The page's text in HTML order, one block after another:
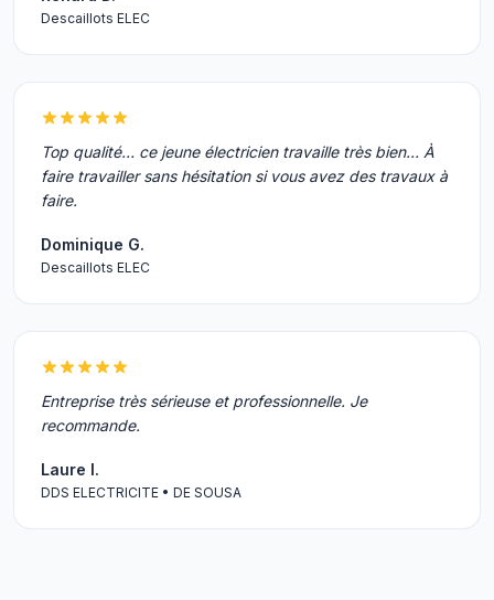
Descaillots ELEC
Top qualité… ce jeune électricien travaille très bien… À
faire travailler sans hésitation si vous avez des travaux à
faire.
Dominique G.
Descaillots ELEC
Entreprise très sérieuse et professionnelle. Je
recommande.
Laure I.
DDS ELECTRICITE • DE SOUSA